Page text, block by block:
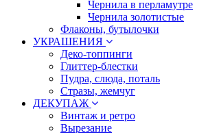
Чернила в перламутре
Чернила золотистые
Флаконы, бутылочки
УКРАШЕНИЯ
Деко-топпинги
Глиттер-блестки
Пудра, слюда, поталь
Стразы, жемчуг
ДЕКУПАЖ
Винтаж и ретро
Вырезание